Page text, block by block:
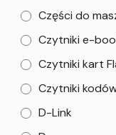
Części do
Czytniki e-
Czytniki kart
Czytniki
D-Link